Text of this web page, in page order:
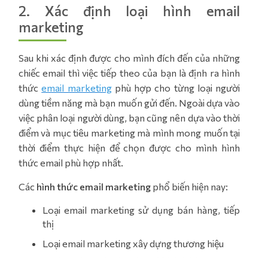
2. Xác định loại hình email
marketing
Sau khi xác định được cho mình đích đến của những
chiếc email thì việc tiếp theo của bạn là định ra hình
thứcemail marketingphù hợp cho từng loại người
dùng tiềm năng mà bạn muốn gửi đến. Ngoài dựa vào
việc phân loại người dùng, bạn cũng nên dựa vào thời
điểm và mục tiêu marketing mà mình mong muốn tại
thời điểm thực hiện để chọn được cho mình hình
thức email phù hợp nhất.
Các hình thức email marketing phổ biến hiện nay:
Loại email marketing sử dụng bán hàng, tiếp
thị
Loại email marketing xây dựng thương hiệu